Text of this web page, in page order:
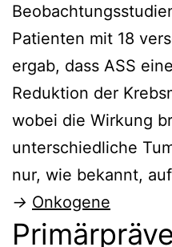
Patienten mit 18
ergab, dass ASS
Reduktion der
wobei die Wirkung
unterschiedliche
nur, wie bekannt,
→ Onkogene